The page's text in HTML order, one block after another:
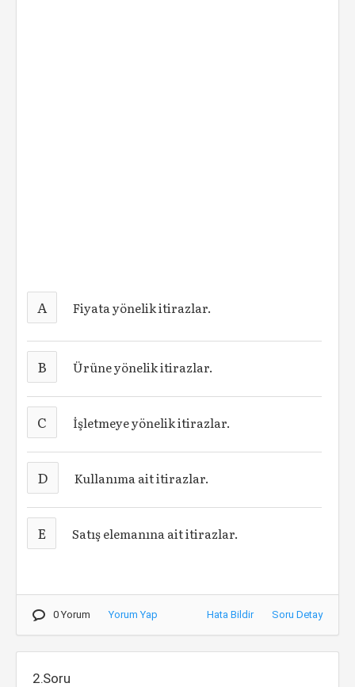
A Fiyata yönelik itirazlar.
B Ürüne yönelik itirazlar.
C İşletmeye yönelik itirazlar.
D Kullanıma ait itirazlar.
E Satış elemanına ait itirazlar.
0 Yorum Yorum Yap Hata Bildir Soru Detay
2.Soru